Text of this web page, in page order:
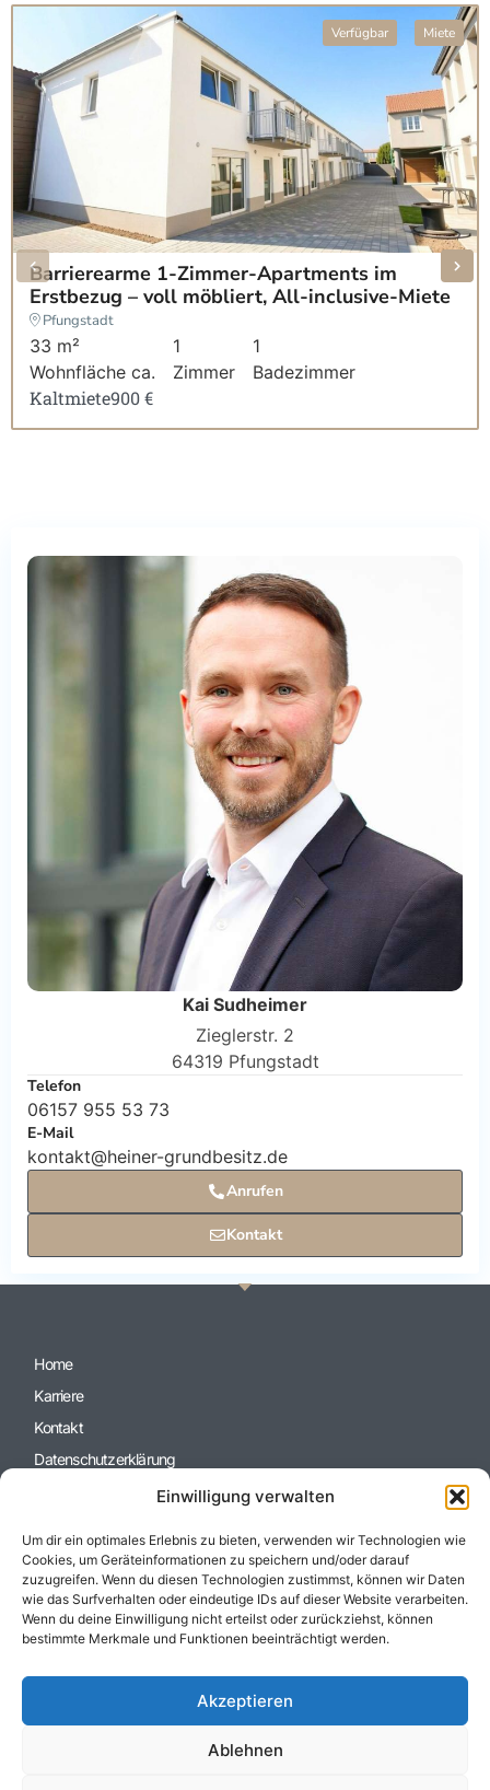
Einwilligung verwalten
Um dir ein optimales Erlebnis zu bieten, verwenden wir Technologien wie
Cookies, um Geräteinformationen zu speichern und/oder darauf
zuzugreifen. Wenn du diesen Technologien zustimmst, können wir Daten
wie das Surfverhalten oder eindeutige IDs auf dieser Website verarbeiten.
Wenn du deine Einwilligung nicht erteilst oder zurückziehst, können
bestimmte Merkmale und Funktionen beeinträchtigt werden.
Akzeptieren
Ablehnen
Verfügbar Miete
Barrierearme 1-Zimmer-Apartments im
Erstbezug – voll möbliert, All-inclusive-Miete
Pfungstadt
33 m²
Wohnfläche ca.
1
Zimmer
1
Badezimmer
Kaltmiete900 €
Kai Sudheimer
Zieglerstr. 2
64319 Pfungstadt
Telefon
06157 955 53 73
E-Mail
kontakt@heiner-grundbesitz.de
Anrufen
Kontakt
Home
Karriere
Kontakt
Datenschutzerklärung
Heiner Immobilien Gruppe